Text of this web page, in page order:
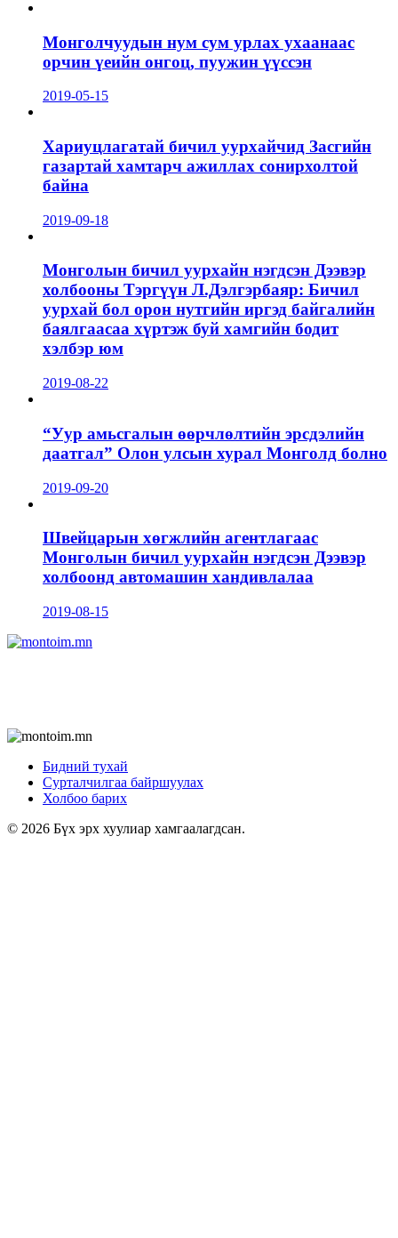
Монголчуудын нум сум урлах ухаанаас
орчин үеийн онгоц, пуужин үүссэн
2019-05-15
Хариуцлагатай бичил уурхайчид Засгийн
газартай хамтарч ажиллах сонирхолтой
байна
2019-09-18
Монголын бичил уурхайн нэгдсэн Дээвэр
холбооны Тэргүүн Л.Дэлгэрбаяр: Бичил
уурхай бол орон нутгийн иргэд байгалийн
баялгаасаа хүртэж буй хамгийн бодит
хэлбэр юм
2019-08-22
“Уур амьсгалын өөрчлөлтийн эрсдэлийн
даатгал” Олон улсын хурал Монголд болно
2019-09-20
Швейцарын хөгжлийн агентлагаас
Монголын бичил уурхайн нэгдсэн Дээвэр
холбоонд автомашин хандивлалаа
2019-08-15
Бидний тухай
Сурталчилгаа байршуулах
Холбоо барих
© 2026 Бүх эрх хуулиар хамгаалагдсан.